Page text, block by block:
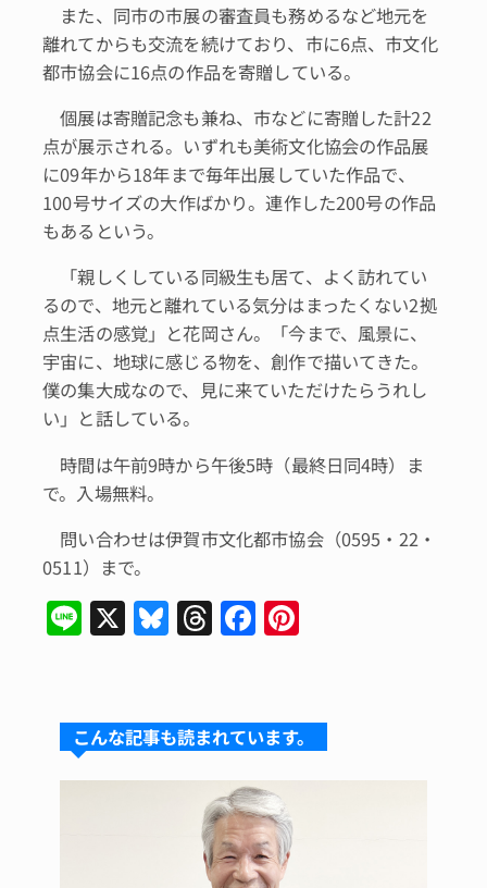
また、同市の市展の審査員も務めるなど地元を
離れてからも交流を続けており、市に6点、市文化
都市協会に16点の作品を寄贈している。
個展は寄贈記念も兼ね、市などに寄贈した計22
点が展示される。いずれも美術文化協会の作品展
に09年から18年まで毎年出展していた作品で、
100号サイズの大作ばかり。連作した200号の作品
もあるという。
「親しくしている同級生も居て、よく訪れてい
るので、地元と離れている気分はまったくない2拠
点生活の感覚」と花岡さん。「今まで、風景に、
宇宙に、地球に感じる物を、創作で描いてきた。
僕の集大成なので、見に来ていただけたらうれし
い」と話している。
時間は午前9時から午後5時（最終日同4時）ま
で。入場無料。
問い合わせは伊賀市文化都市協会（0595・22・
0511）まで。
Li
n
X Bl
u
s
k
y
T
hr
a
d
s
F
a
e
b
o
o
k
re
st
こんな記事も読まれています。